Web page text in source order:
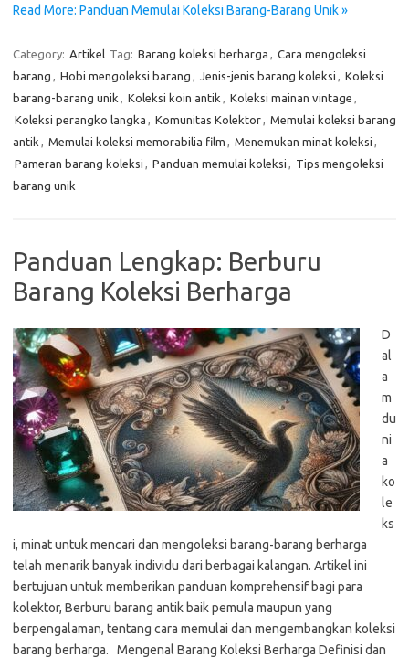
Read More: Panduan Memulai Koleksi Barang-Barang Unik »
Category: Artikel Tag: Barang koleksi berharga , Cara mengoleksi
barang , Hobi mengoleksi barang , Jenis-jenis barang koleksi , Koleksi
barang-barang unik , Koleksi koin antik , Koleksi mainan vintage ,
Koleksi perangko langka , Komunitas Kolektor, Memulai koleksi barang
antik , Memulai koleksi memorabilia film , Menemukan minat koleksi ,
Pameran barang koleksi , Panduan memulai koleksi , Tips mengoleksi
barang unik
Panduan Lengkap: Berburu
Barang Koleksi Berharga
D
al
a
m
du
ni
a
ko
le
ks
i, minat untuk mencari dan mengoleksi barang-barang berharga
telah menarik banyak individu dari berbagai kalangan. Artikel ini
bertujuan untuk memberikan panduan komprehensif bagi para
kolektor, Berburu barang antik baik pemula maupun yang
berpengalaman, tentang cara memulai dan mengembangkan koleksi
barang berharga. Mengenal Barang Koleksi Berharga Definisi dan